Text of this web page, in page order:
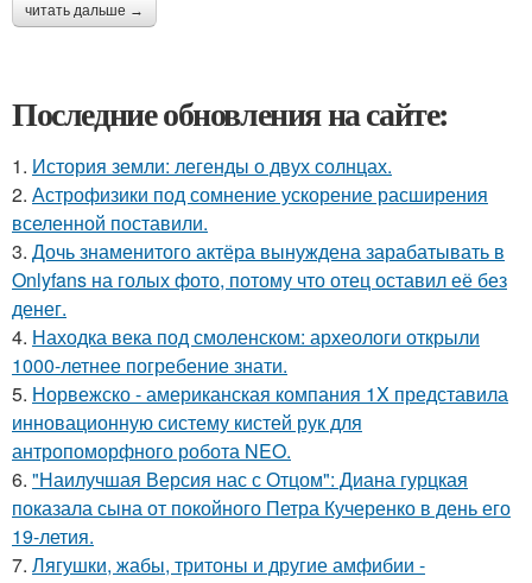
читать дальше →
Последние обновления на сайте:
1. История земли: легенды о двух солнцах.
2. Астрофизики под сомнение ускорение расширения
вселенной поставили.
3. Дочь знаменитого актёра вынуждена зарабатывать в
Onlyfans на голых фото, потому что отец оставил её без
денег.
4. Находка века под смоленском: археологи открыли
1000-летнее погребение знати.
5. Норвежско - американская компания 1X представила
инновационную систему кистей рук для
антропоморфного робота NEO.
6. "Наилучшая Версия нас с Отцом": Диана гурцкая
показала сына от покойного Петра Кучеренко в день его
19-летия.
7. Лягушки, жабы, тритоны и другие амфибии -